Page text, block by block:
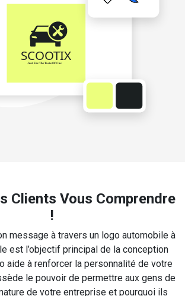
Clients Vous Comprendre
!
message à travers un logo automobile à
est l’objectif principal de la conception
aide à renforcer la personnalité de votre
le pouvoir de permettre aux gens de
de votre entreprise et pourquoi ils